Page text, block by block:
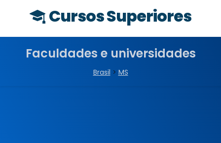
Cursos Superiores
Faculdades e universidades
Brasil > MS